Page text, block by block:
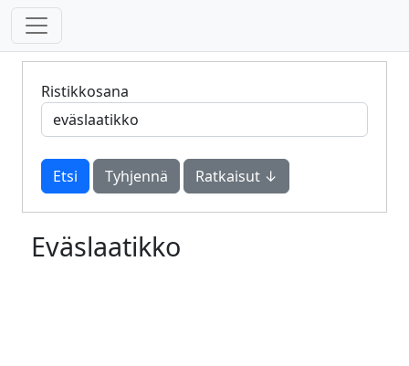
Ristikkosana
Tyhjennä Ratkaisut ↓
Eväslaatikko